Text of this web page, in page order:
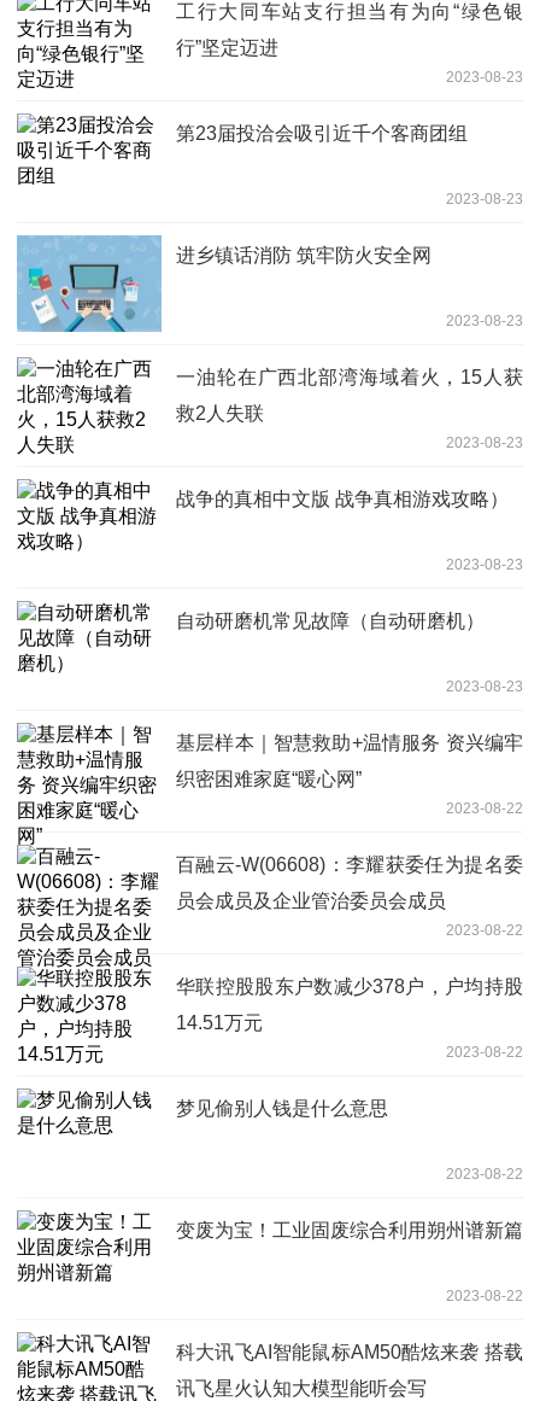
工行大同车站支行担当有为向“绿色银
行”坚定迈进
2023-08-23
第23届投洽会吸引近千个客商团组
2023-08-23
进乡镇话消防 筑牢防火安全网
2023-08-23
一油轮在广西北部湾海域着火，15人获
救2人失联
2023-08-23
战争的真相中文版 战争真相游戏攻略）
2023-08-23
自动研磨机常见故障（自动研磨机）
2023-08-23
基层样本｜智慧救助+温情服务 资兴编牢
织密困难家庭“暖心网”
2023-08-22
百融云-W(06608)：李耀获委任为提名委
员会成员及企业管治委员会成员
2023-08-22
华联控股股东户数减少378户，户均持股
14.51万元
2023-08-22
梦见偷别人钱是什么意思
2023-08-22
变废为宝！工业固废综合利用朔州谱新篇
2023-08-22
科大讯飞AI智能鼠标AM50酷炫来袭 搭载
讯飞星火认知大模型能听会写